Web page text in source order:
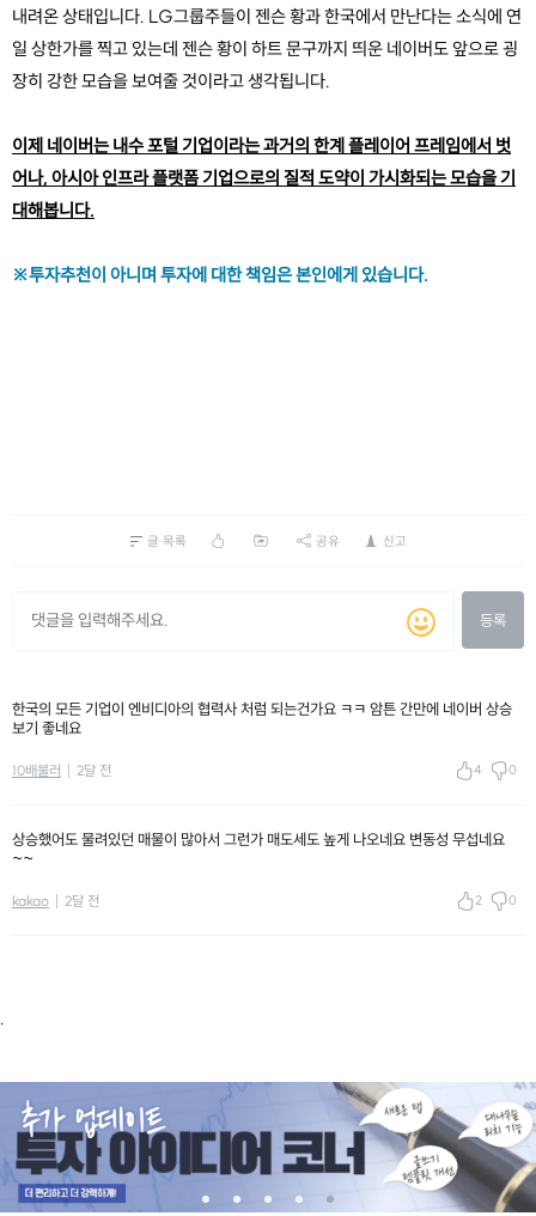
내려온 상태입니다. LG그룹주들이 젠슨 황과 한국에서 만난다는 소식에 연
일 상한가를 찍고 있는데 젠슨 황이 하트 문구까지 띄운 네이버도 앞으로 굉
장히 강한 모습을 보여줄 것이라고 생각됩니다.
이제 네이버는 내수 포털 기업이라는 과거의 한계 플레이어 프레임에서 벗
어나, 아시아 인프라 플랫폼 기업으로의 질적 도약이 가시화되는 모습을 기
대해봅니다.
※투자추천이 아니며 투자에 대한 책임은 본인에게 있습니다.
글 목록 공유 신고
등록
한국의 모든 기업이 엔비디아의 협력사 처럼 되는건가요 ㅋㅋ 암튼 간만에 네이버 상승
보기 좋네요
10배불러 2달 전 4 0
상승했어도 물려있던 매물이 많아서 그런가 매도세도 높게 나오네요 변동성 무섭네요
~~
kakao 2달 전 2 0
.